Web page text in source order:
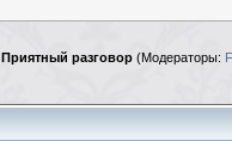
Приятный разговор (Модераторы: